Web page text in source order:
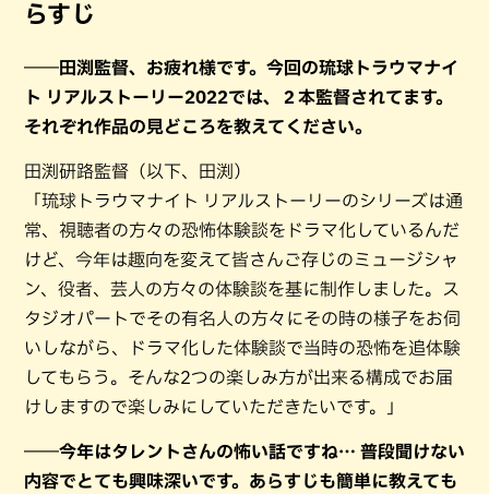
らすじ
――田渕監督、お疲れ様です。今回の琉球トラウマナイ
ト リアルストーリー2022では、２本監督されてます。
それぞれ作品の見どころを教えてください。
田渕研路監督（以下、田渕）
「琉球トラウマナイト リアルストーリーのシリーズは通
常、視聴者の方々の恐怖体験談をドラマ化しているんだ
けど、今年は趣向を変えて皆さんご存じのミュージシャ
ン、役者、芸人の方々の体験談を基に制作しました。ス
タジオパートでその有名人の方々にその時の様子をお伺
いしながら、ドラマ化した体験談で当時の恐怖を追体験
してもらう。そんな2つの楽しみ方が出来る構成でお届
けしますので楽しみにしていただきたいです。」
――今年はタレントさんの怖い話ですね… 普段聞けない
内容でとても興味深いです。あらすじも簡単に教えても